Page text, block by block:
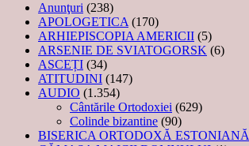
Anunţuri (238)
APOLOGETICA (170)
ARHIEPISCOPIA AMERICII (5)
ARSENIE DE SVIATOGORSK (6)
ASCEȚI (34)
ATITUDINI (147)
AUDIO (1.354)
Cântările Ortodoxiei (629)
Colinde bizantine (90)
BISERICA ORTODOXĂ ESTONIANĂ